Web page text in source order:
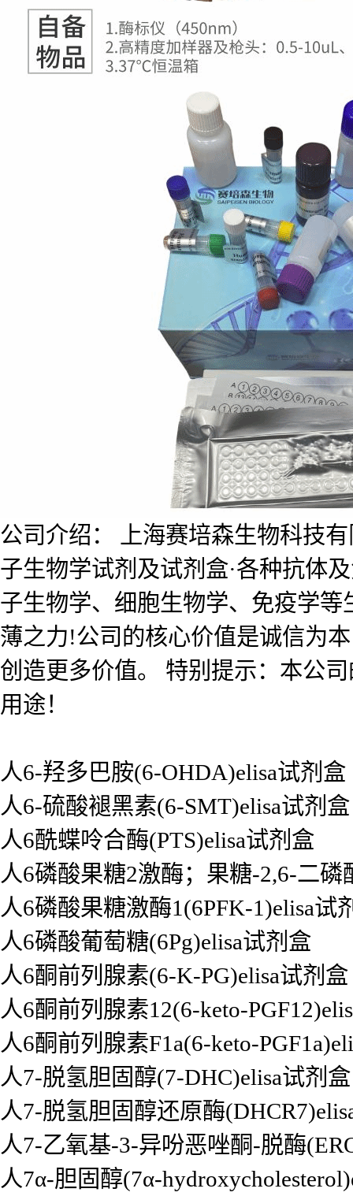
公司介绍： 上海赛培森生物科技有
子生物学试剂及试剂盒·各种抗体
子生物学、细胞生物学、免疫学
薄之力!公司的核心价值是诚信为
创造更多价值。 特别提示：本公
用途！
人6-羟多巴胺(6-OHDA)elisa试剂盒
人6-硫酸褪黑素(6-SMT)elisa试剂盒
人6酰蝶呤合酶(PTS)elisa试剂盒
人6磷酸果糖2激酶；果糖-2,6-二磷
人6磷酸果糖激酶1(6PFK-1)elisa试
人6磷酸葡萄糖(6Pg)elisa试剂盒
人6酮前列腺素(6-K-PG)elisa试剂盒
人6酮前列腺素12(6-keto-
人6酮前列腺素F1a(6-keto-
人7-脱氢胆固醇(7-DHC)elisa试剂盒
人7-脱氢胆固醇还原酶
人7-乙氧基-3-异吩恶唑酮-脱酶
人7α-胆固醇(7α-